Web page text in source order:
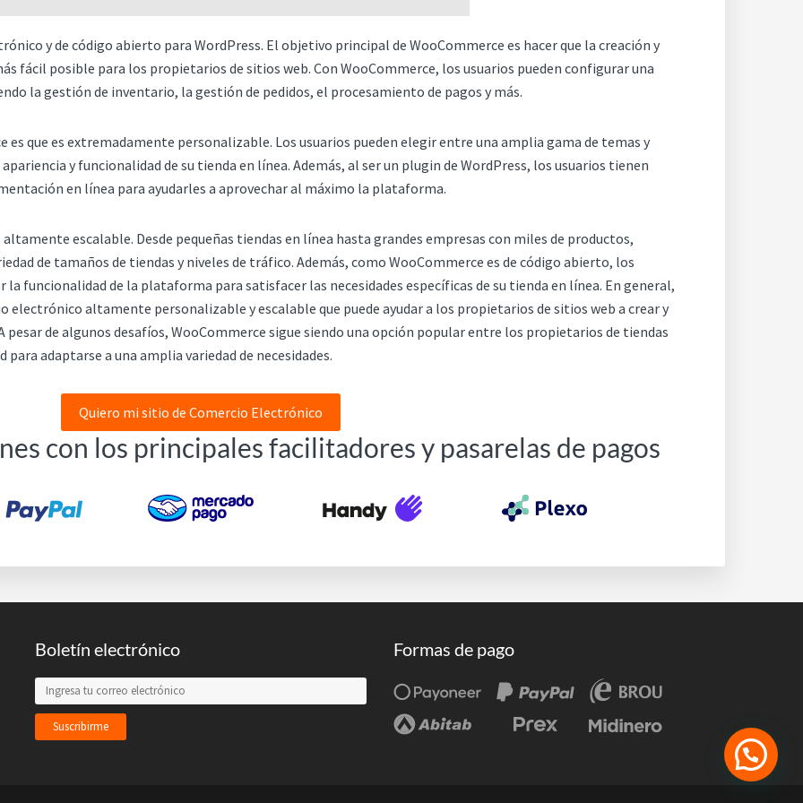
y de código abierto para WordPress. El objetivo principal de WooCommerce es hacer que la creación y
fácil posible para los propietarios de sitios web. Con WooCommerce, los usuarios pueden configurar una
la gestión de inventario, la gestión de pedidos, el procesamiento de pagos y más.
es que es extremadamente personalizable. Los usuarios pueden elegir entre una amplia gama de temas y
y funcionalidad de su tienda en línea. Además, al ser un plugin de WordPress, los usuarios tienen
en línea para ayudarles a aprovechar al máximo la plataforma.
escalable. Desde pequeñas tiendas en línea hasta grandes empresas con miles de productos,
de tamaños de tiendas y niveles de tráfico. Además, como WooCommerce es de código abierto, los
funcionalidad de la plataforma para satisfacer las necesidades específicas de su tienda en línea. En general,
electrónico altamente personalizable y escalable que puede ayudar a los propietarios de sitios web a crear y
de algunos desafíos, WooCommerce sigue siendo una opción popular entre los propietarios de tiendas
para adaptarse a una amplia variedad de necesidades.
Quiero mi sitio de Comercio Electrónico
con los principales facilitadores y pasarelas de pagos
Boletín electrónico Formas de pago